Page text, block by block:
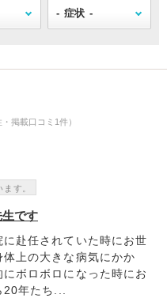
掲載口コミ1件）
す。
です
赴任されていた時にお世
上の大きな病気にかか
ボロボロになった時にお
年たち...